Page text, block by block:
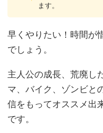
ます。
早くやりたい！時間が
でしょう。
主人公の成長、荒廃し
マ、バイク、ゾンビと
信をもってオススメ出
です。